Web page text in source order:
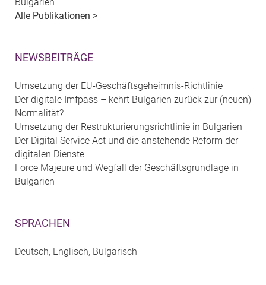
Alle Publikationen >
NEWSBEITRÄGE
Umsetzung der EU-Geschäftsgeheimnis-Richtlinie
Der digitale Imfpass – kehrt Bulgarien zurück zur (neuen)
Normalität?
Umsetzung der Restrukturierungsrichtlinie in Bulgarien
Der Digital Service Act und die anstehende Reform der
digitalen Dienste
Force Majeure und Wegfall der Geschäftsgrundlage in
Bulgarien
SPRACHEN
Deutsch, Englisch, Bulgarisch